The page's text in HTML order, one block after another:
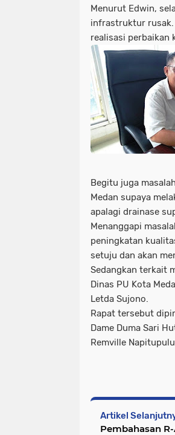
Menurut Edwin,
infrastruktur rusak.
realisasi perbaikan
Begitu juga
Medan supaya
apalagi drainase
Menanggapi
peningkatan
setuju dan akan
Sedangkan terkait
Dinas PU Kota
Letda Sujono.
Rapat tersebut
Dame Duma Sari
Remville
Artikel
Pembahasan R-APBD di DPRD